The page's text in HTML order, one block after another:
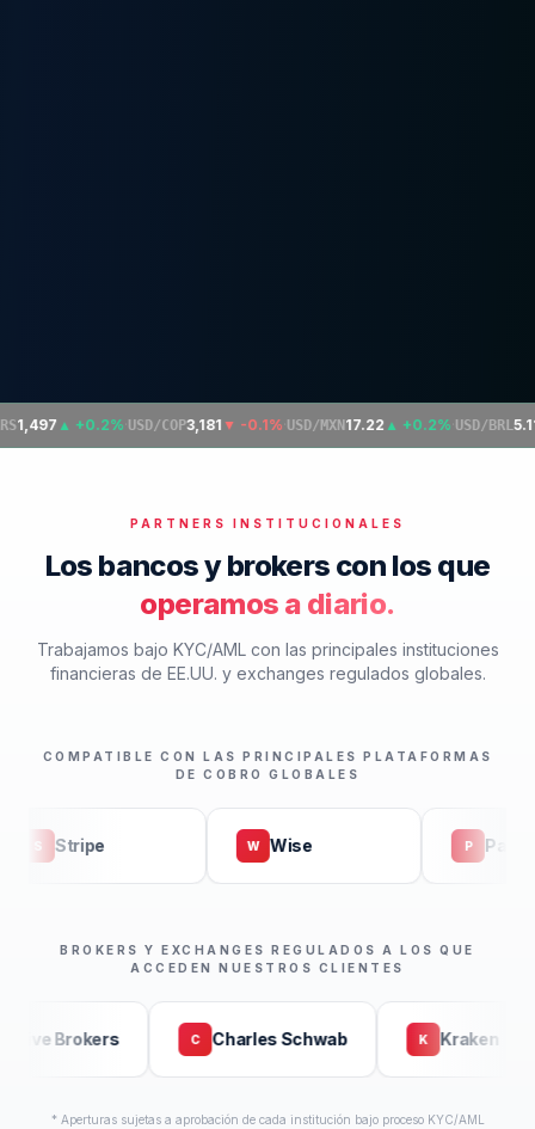
1,497▲ +0.2%·USD/COP3,181▼ -0.1%·USD/MXN17.22▲ +0.2%·USD/BRL
PARTNERS INSTITUCIONALES
Los bancos y brokers con los que
operamos a diario.
Trabajamos bajo KYC/AML con las principales instituciones
financieras de EE.UU. y exchanges regulados globales.
COMPATIBLE CON LAS PRINCIPALES PLATAFORMAS
DE COBRO GLOBALES
Stripe Wise PayPal
BROKERS Y EXCHANGES REGULADOS A LOS QUE
ACCEDEN NUESTROS CLIENTES
Brokers C Charles Schwab Kraken
* Aperturas sujetas a aprobación de cada institución bajo proceso KYC/AML